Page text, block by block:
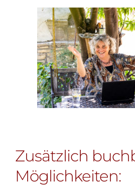
Zusätzlich
Möglichkeiten: